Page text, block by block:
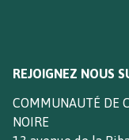
de
bloc
Texte
footer
COMMUNAUTÉ DE
NOIRE
REJOIGNEZ NOUS